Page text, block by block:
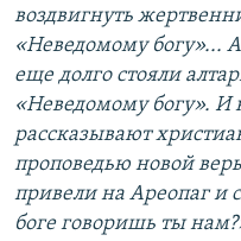
воздвигнуть
«Неведомому богу»...
еще долго стояли
«Неведомому богу». И
рассказывают
проповедью новой
привели на Ареопаг и
боге говоришь ты